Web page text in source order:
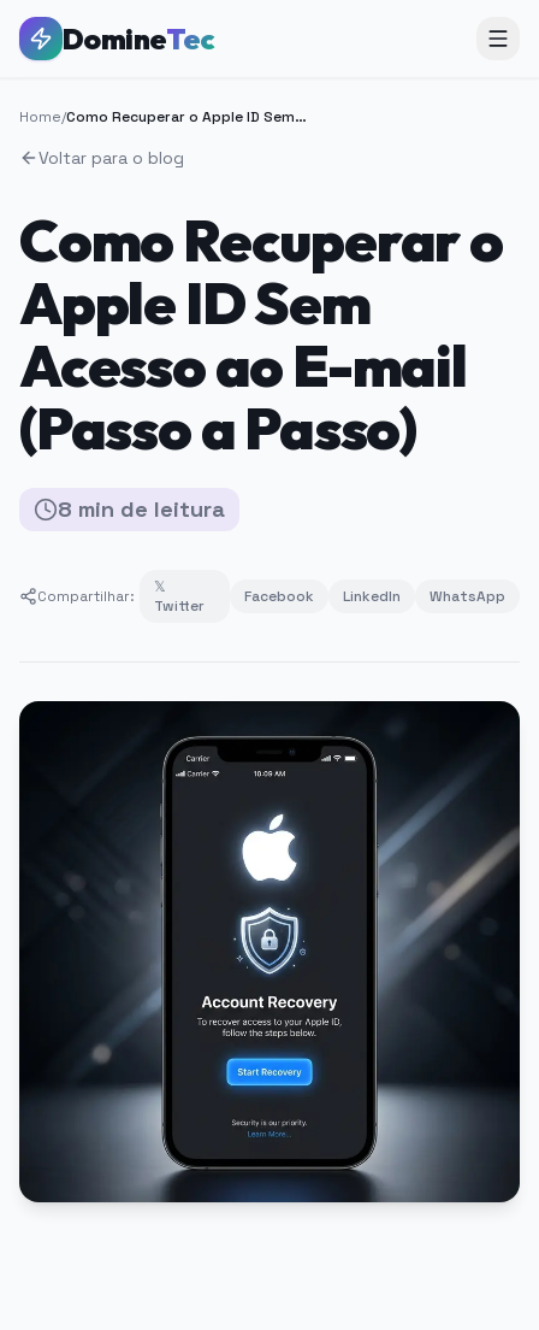
DomineTec
Home/ Como Recuperar o Apple ID Sem Acesso ao E-mail (Passo a Passo)
Voltar para o blog
Como Recuperar o
Apple ID Sem
Acesso ao E-mail
(Passo a Passo)
8 min de leitura
Compartilhar:
𝕏
Twitter
Facebook LinkedIn WhatsApp